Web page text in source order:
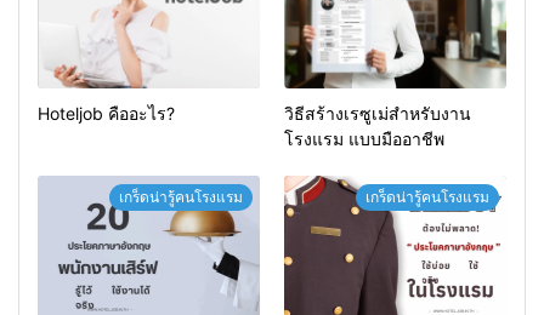
Hoteljob คืออะไร?
วิธีสร้างเรซูเม่สำหรับงาน
โรงแรม แบบมืออาชีพ
เกร็ดน่ารู้คนโรงแรม เกร็ดน่ารู้คนโรงแรม